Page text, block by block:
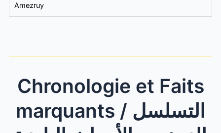
Amezruy
Chronologie et Faits
marquants / التسلسل